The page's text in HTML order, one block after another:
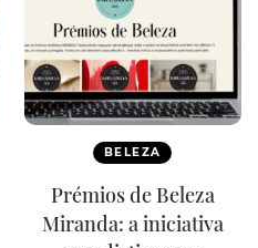
BELEZA
Prémios de Beleza
Miranda: a iniciativa